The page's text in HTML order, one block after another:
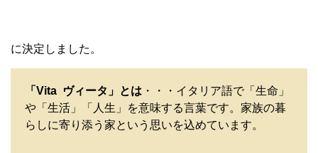
に決定しました。
「Vita ヴィータ」とは ・・・イタリア語で「生命」
や「生活」「人生」を意味する言葉です。家族の暮
らしに寄り添う家という思いを込めています。